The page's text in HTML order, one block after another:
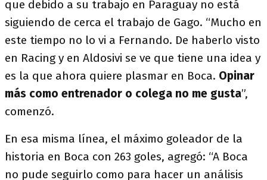
que debido a su trabajo en Paraguay no está
siguiendo de cerca el trabajo de Gago. “Mucho en
este tiempo no lo vi a Fernando. De haberlo visto
en Racing y en Aldosivi se ve que tiene una idea y
es la que ahora quiere plasmar en Boca. Opinar
más como entrenador o colega no me gusta”,
comenzó.
En esa misma línea, el máximo goleador de la
historia en Boca con 263 goles, agregó: “A Boca
no pude seguirlo como para hacer un análisis